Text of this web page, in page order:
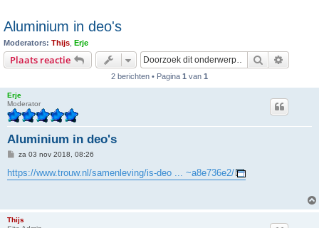
Aluminium in deo's
Moderators: Thijs Erje
Plaats reactie Zoek
2 berichten • Pagina 1 van 1
Erje
Moderator
Aluminium in deo's
B
r
i
za 03 nov 2018, 08:26
https://www.trouw.nl/samenleving/is-deo ... ~a8e736e2/
Thijs